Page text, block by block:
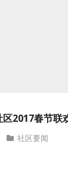
2017春节联
社区要闻